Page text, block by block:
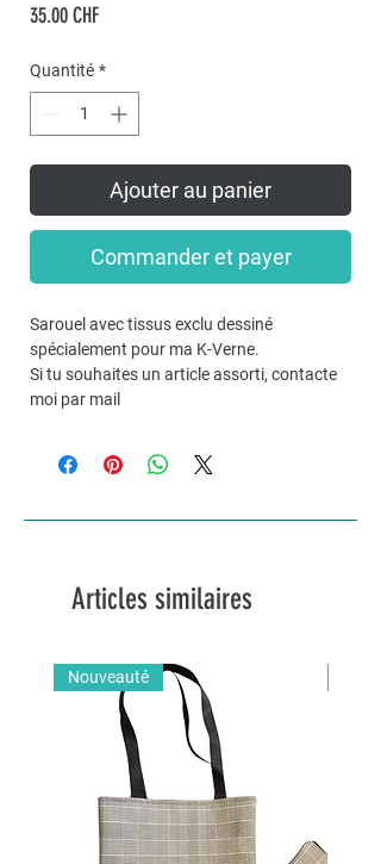
35.00 CHFPrix
Quantité *
Ajouter au panier
Commander et payer
Sarouel avec tissus exclu dessiné
spécialement pour ma K-Verne.
Si tu souhaites un article assorti, contacte
moi par mail
Articles similaires
Nouveauté